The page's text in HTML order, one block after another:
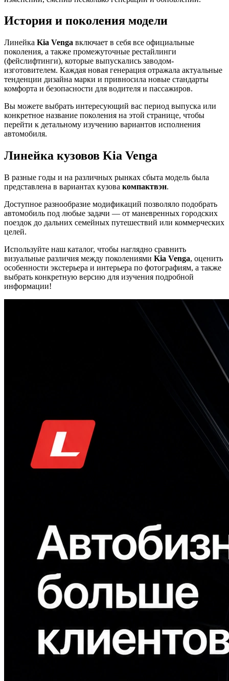
История и поколения модели
Линейка Kia Venga включает в себя все официальные
поколения, а также промежуточные рестайлинги
(фейслифтинги), которые выпускались заводом-
изготовителем. Каждая новая генерация отражала актуальные
тенденции дизайна марки и привносила новые стандарты
комфорта и безопасности для водителя и пассажиров.
Вы можете выбрать интересующий вас период выпуска или
конкретное название поколения на этой странице, чтобы
перейти к детальному изучению вариантов исполнения
автомобиля.
Линейка кузовов Kia Venga
В разные годы и на различных рынках сбыта модель была
представлена в вариантах кузова компактвэн.
Доступное разнообразие модификаций позволяло подобрать
автомобиль под любые задачи — от маневренных городских
поездок до дальних семейных путешествий или коммерческих
целей.
Используйте наш каталог, чтобы наглядно сравнить
визуальные различия между поколениями Kia Venga, оценить
особенности экстерьера и интерьера по фотографиям, а также
выбрать конкретную версию для изучения подробной
информации!